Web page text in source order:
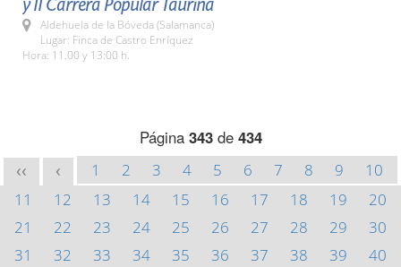
y II Carrera Popular Taurina
Aldehuela de la Bóveda (Salamanca)
Lugar: Finca de Castro Enríquez
Hora: 11.00 y 13:00 h.
Página 343de 434
<< < 1 2 3 4 5 6 7 8 9
10
11
12 13 14 15 16 17 18 19
20
21
22 23 24 25 26 27 28 29
30
31
32 33 34 35 36 37 38 39
40